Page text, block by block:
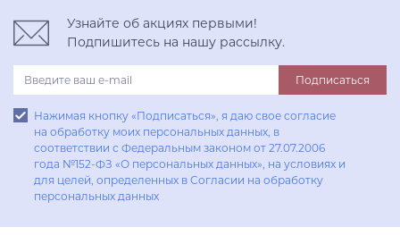
Узнайте об акциях первыми!
Подпишитесь на нашу рассылку.
Подписаться
Нажимая кнопку «Подписаться», я даю свое согласие
на обработку моих персональных данных, в
соответствии с Федеральным законом от 27.07.2006
года №152-ФЗ «О персональных данных», на условиях и
для целей, определенных в Согласии на обработку
персональных данных